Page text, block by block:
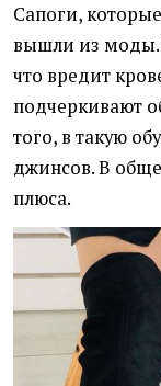
Сапоги,
вышли из моды.
что вредит
подчеркивают
того, в такую
джинсов. В
плюса.